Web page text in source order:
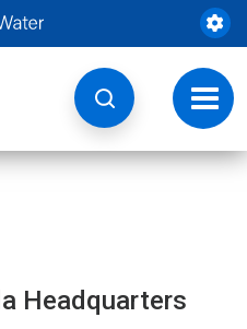
de
Headquarters